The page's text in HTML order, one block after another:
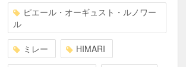
ピエール・オーギュスト・ルノワー
ル
ミレー HIMARI